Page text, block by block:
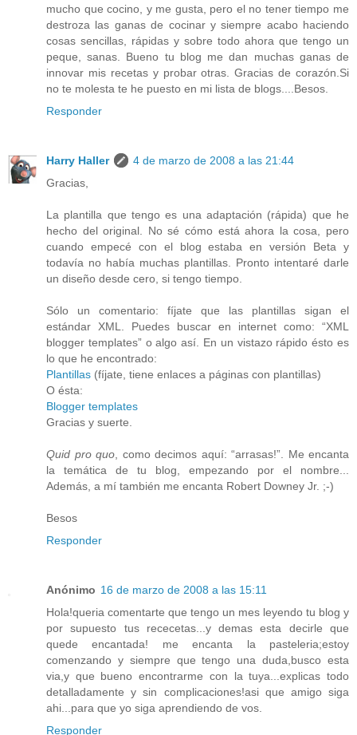
mucho que cocino, y me gusta, pero el no tener tiempo me
destroza las ganas de cocinar y siempre acabo haciendo
cosas sencillas, rápidas y sobre todo ahora que tengo un
peque, sanas. Bueno tu blog me dan muchas ganas de
innovar mis recetas y probar otras. Gracias de corazón.Si
no te molesta te he puesto en mi lista de blogs....Besos.
Responder
Harry Haller
4 de marzo de 2008 a las 21:44
Gracias,
La plantilla que tengo es una adaptación (rápida) que he
hecho del original. No sé cómo está ahora la cosa, pero
cuando empecé con el blog estaba en versión Beta y
todavía no había muchas plantillas. Pronto intentaré darle
un diseño desde cero, si tengo tiempo.
Sólo un comentario: fíjate que las plantillas sigan el
estándar XML. Puedes buscar en internet como: “XML
blogger templates” o algo así. En un vistazo rápido ésto es
lo que he encontrado:
Plantillas (fíjate, tiene enlaces a páginas con plantillas)
O ésta:
Blogger templates
Gracias y suerte.
Quid pro quo , como decimos aquí: “arrasas!”. Me encanta
la temática de tu blog, empezando por el nombre...
Además, a mí también me encanta Robert Downey Jr. ;-)
Besos
Responder
Anónimo 16 de marzo de 2008 a las 15:11
Hola!queria comentarte que tengo un mes leyendo tu blog y
por supuesto tus rececetas...y demas esta decirle que
quede encantada! me encanta la pasteleria;estoy
comenzando y siempre que tengo una duda,busco esta
via,y que bueno encontrarme con la tuya...explicas todo
detalladamente y sin complicaciones!asi que amigo siga
ahi...para que yo siga aprendiendo de vos.
Responder